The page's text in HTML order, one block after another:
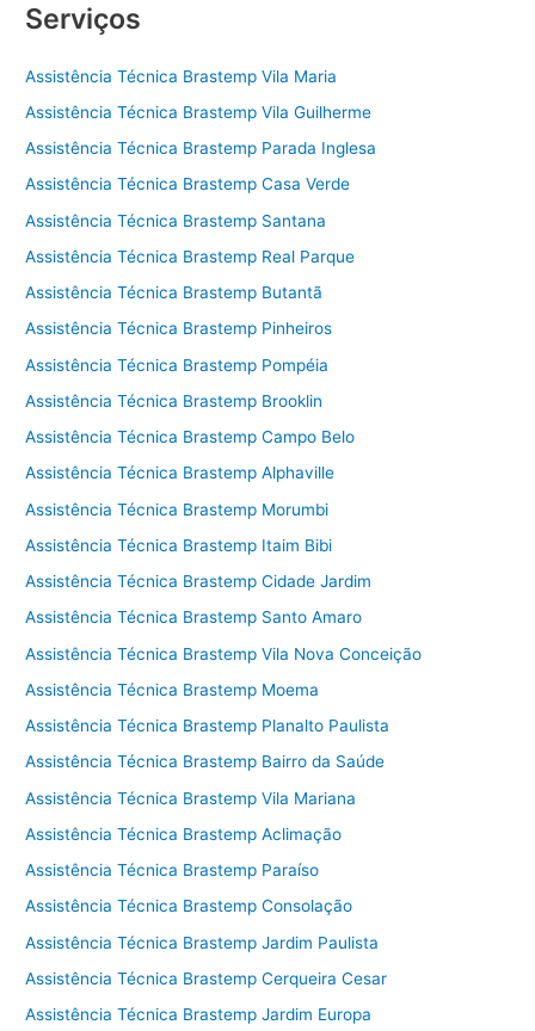
Serviços
Assistência Técnica Brastemp Vila Maria
Assistência Técnica Brastemp Vila Guilherme
Assistência Técnica Brastemp Parada Inglesa
Assistência Técnica Brastemp Casa Verde
Assistência Técnica Brastemp Santana
Assistência Técnica Brastemp Real Parque
Assistência Técnica Brastemp Butantã
Assistência Técnica Brastemp Pinheiros
Assistência Técnica Brastemp Pompéia
Assistência Técnica Brastemp Brooklin
Assistência Técnica Brastemp Campo Belo
Assistência Técnica Brastemp Alphaville
Assistência Técnica Brastemp Morumbi
Assistência Técnica Brastemp Itaim Bibi
Assistência Técnica Brastemp Cidade Jardim
Assistência Técnica Brastemp Santo Amaro
Assistência Técnica Brastemp Vila Nova Conceição
Assistência Técnica Brastemp Moema
Assistência Técnica Brastemp Planalto Paulista
Assistência Técnica Brastemp Bairro da Saúde
Assistência Técnica Brastemp Vila Mariana
Assistência Técnica Brastemp Aclimação
Assistência Técnica Brastemp Paraíso
Assistência Técnica Brastemp Consolação
Assistência Técnica Brastemp Jardim Paulista
Assistência Técnica Brastemp Cerqueira Cesar
Assistência Técnica Brastemp Jardim Europa